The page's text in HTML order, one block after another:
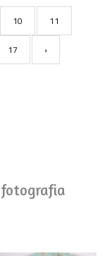
10 11
17 ›